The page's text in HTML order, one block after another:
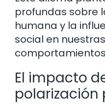
profundas sobre
humana y la
social en
El impacto
polarización